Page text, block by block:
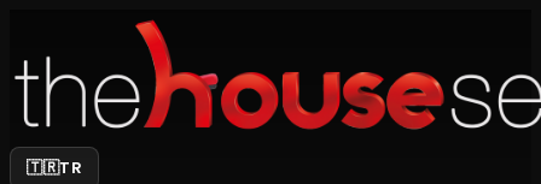
🇹🇷TR